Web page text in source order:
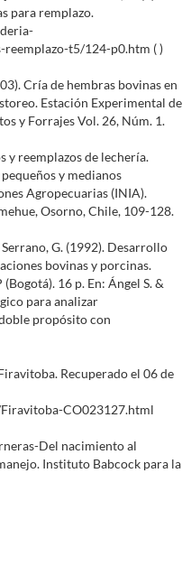
para remplazo.
t5/124-p0.htm ( )
Cría de hembras bovinas en
Estación Experimental de
y Forrajes Vol. 26, Núm. 1.
y reemplazos de lechería.
y medianos
Agropecuarias (INIA).
Osorno, Chile, 109-128.
Serrano, G. (1992). Desarrollo
bovinas y porcinas.
16 p. En: Ángel S. &
para analizar
propósito con
Recuperado el 06 de
CO023127.html
Del nacimiento al
Instituto Babcock para la